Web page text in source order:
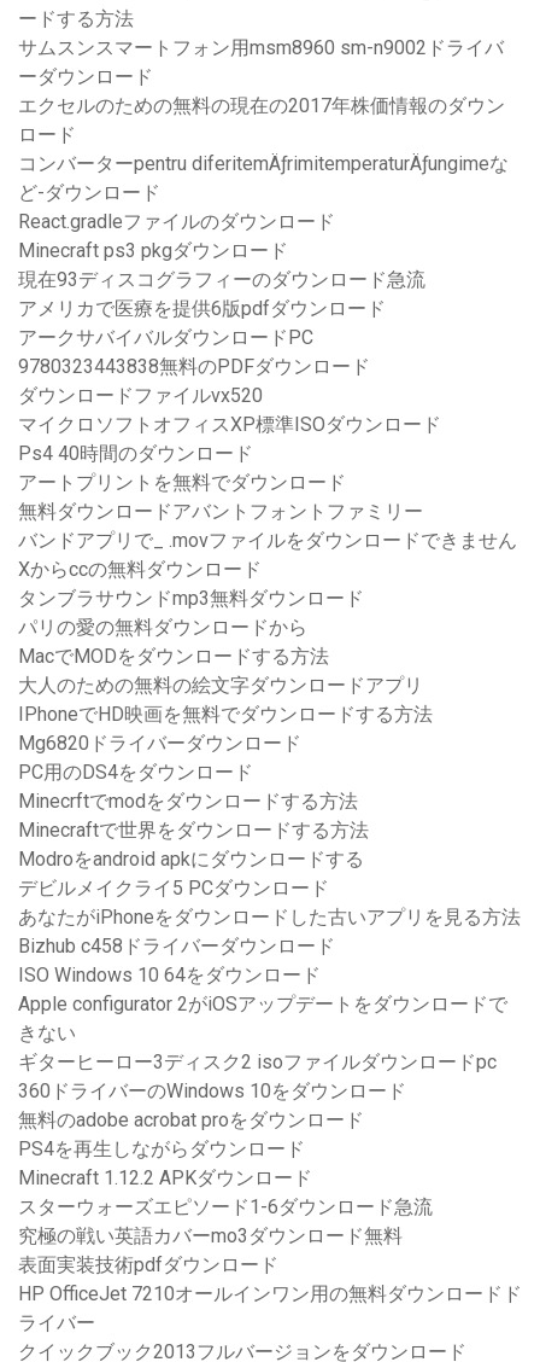
ードする方法
サムスンスマートフォン用msm8960 sm-n9002ドライバ
ーダウンロード
エクセルのための無料の現在の2017年株価情報のダウン
ロード
コンバーターpentru diferitemÄƒrimitemperaturÄƒungimeな
ど-ダウンロード
React.gradleファイルのダウンロード
Minecraft ps3 pkgダウンロード
現在93ディスコグラフィーのダウンロード急流
アメリカで医療を提供6版pdfダウンロード
アークサバイバルダウンロードPC
9780323443838無料のPDFダウンロード
ダウンロードファイルvx520
マイクロソフトオフィスXP標準ISOダウンロード
Ps4 40時間のダウンロード
アートプリントを無料でダウンロード
無料ダウンロードアバントフォントファミリー
バンドアプリで_ .movファイルをダウンロードできません
Xからccの無料ダウンロード
タンブラサウンドmp3無料ダウンロード
パリの愛の無料ダウンロードから
MacでMODをダウンロードする方法
大人のための無料の絵文字ダウンロードアプリ
IPhoneでHD映画を無料でダウンロードする方法
Mg6820ドライバーダウンロード
PC用のDS4をダウンロード
Minecrftでmodをダウンロードする方法
Minecraftで世界をダウンロードする方法
Modroをandroid apkにダウンロードする
デビルメイクライ5 PCダウンロード
あなたがiPhoneをダウンロードした古いアプリを見る方法
Bizhub c458ドライバーダウンロード
ISO Windows 10 64をダウンロード
Apple configurator 2がiOSアップデートをダウンロードで
きない
ギターヒーロー3ディスク2 isoファイルダウンロードpc
360ドライバーのWindows 10をダウンロード
無料のadobe acrobat proをダウンロード
PS4を再生しながらダウンロード
Minecraft 1.12.2 APKダウンロード
スターウォーズエピソード1-6ダウンロード急流
究極の戦い英語カバーmo3ダウンロード無料
表面実装技術pdfダウンロード
HP OfficeJet 7210オールインワン用の無料ダウンロードド
ライバー
クイックブック2013フルバージョンをダウンロード